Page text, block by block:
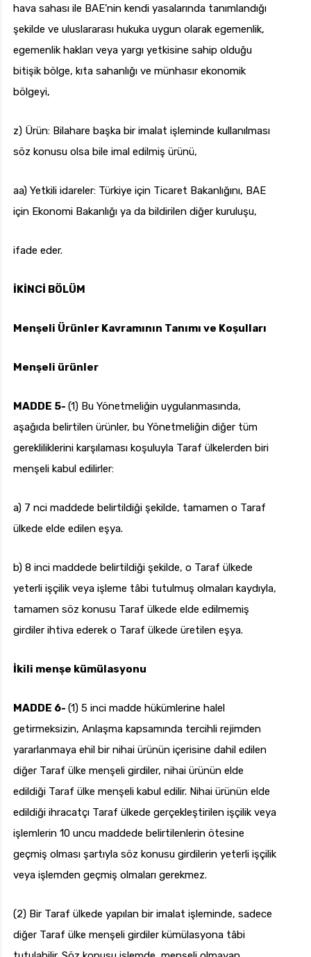
hava sahası ile BAE’nin kendi yasalarında tanımlandığı
şekilde ve uluslararası hukuka uygun olarak egemenlik,
egemenlik hakları veya yargı yetkisine sahip olduğu
bitişik bölge, kıta sahanlığı ve münhasır ekonomik
bölgeyi,
z) Ürün: Bilahare başka bir imalat işleminde kullanılması
söz konusu olsa bile imal edilmiş ürünü,
aa) Yetkili idareler: Türkiye için Ticaret Bakanlığını, BAE
için Ekonomi Bakanlığı ya da bildirilen diğer kuruluşu,
ifade eder.
İKİNCİ BÖLÜM
Menşeli Ürünler Kavramının Tanımı ve Koşulları
Menşeli ürünler
MADDE 5- (1) Bu Yönetmeliğin uygulanmasında,
aşağıda belirtilen ürünler, bu Yönetmeliğin diğer tüm
gerekliliklerini karşılaması koşuluyla Taraf ülkelerden biri
menşeli kabul edilirler:
a) 7 nci maddede belirtildiği şekilde, tamamen o Taraf
ülkede elde edilen eşya.
b) 8 inci maddede belirtildiği şekilde, o Taraf ülkede
yeterli işçilik veya işleme tâbi tutulmuş olmaları kaydıyla,
tamamen söz konusu Taraf ülkede elde edilmemiş
girdiler ihtiva ederek o Taraf ülkede üretilen eşya.
İkili menşe kümülasyonu
MADDE 6- (1) 5 inci madde hükümlerine halel
getirmeksizin, Anlaşma kapsamında tercihli rejimden
yararlanmaya ehil bir nihai ürünün içerisine dahil edilen
diğer Taraf ülke menşeli girdiler, nihai ürünün elde
edildiği Taraf ülke menşeli kabul edilir. Nihai ürünün elde
edildiği ihracatçı Taraf ülkede gerçekleştirilen işçilik veya
işlemlerin 10 uncu maddede belirtilenlerin ötesine
geçmiş olması şartıyla söz konusu girdilerin yeterli işçilik
veya işlemden geçmiş olmaları gerekmez.
(2) Bir Taraf ülkede yapılan bir imalat işleminde, sadece
diğer Taraf ülke menşeli girdiler kümülasyona tâbi